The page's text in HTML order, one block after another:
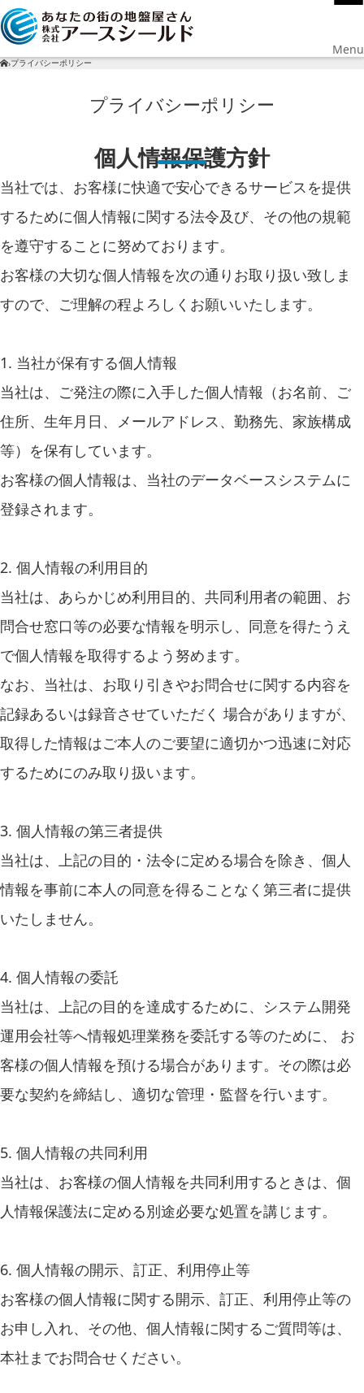
Menu
›プライバシーポリシー
プライバシーポリシー
個人情報保護方針
当社では、お客様に快適で安心できるサービスを提供
するために個人情報に関する法令及び、その他の規範
を遵守することに努めております。
お客様の大切な個人情報を次の通りお取り扱い致しま
すので、ご理解の程よろしくお願いいたします。
1. 当社が保有する個人情報
当社は、ご発注の際に入手した個人情報（お名前、ご
住所、生年月日、メールアドレス、勤務先、家族構成
等）を保有しています。
お客様の個人情報は、当社のデータベースシステムに
登録されます。
2. 個人情報の利用目的
当社は、あらかじめ利用目的、共同利用者の範囲、お
問合せ窓口等の必要な情報を明示し、同意を得たうえ
で個人情報を取得するよう努めます。
なお、当社は、お取り引きやお問合せに関する内容を
記録あるいは録音させていただく 場合がありますが、
取得した情報はご本人のご要望に適切かつ迅速に対応
するためにのみ取り扱います。
3. 個人情報の第三者提供
当社は、上記の目的・法令に定める場合を除き、個人
情報を事前に本人の同意を得ることなく第三者に提供
いたしません。
4. 個人情報の委託
当社は、上記の目的を達成するために、システム開発
運用会社等へ情報処理業務を委託する等のために、 お
客様の個人情報を預ける場合があります。その際は必
要な契約を締結し、適切な管理・監督を行います。
5. 個人情報の共同利用
当社は、お客様の個人情報を共同利用するときは、個
人情報保護法に定める別途必要な処置を講じます。
6. 個人情報の開示、訂正、利用停止等
お客様の個人情報に関する開示、訂正、利用停止等の
お申し入れ、その他、個人情報に関するご質問等は、
本社までお問合せください。